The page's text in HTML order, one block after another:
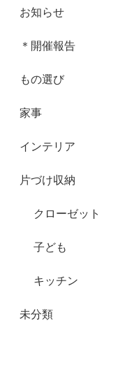
お知らせ
＊開催報告
もの選び
家事
インテリア
片づけ収納
クローゼット
子ども
キッチン
未分類